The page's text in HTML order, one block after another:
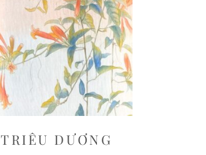
Liên hệ
TRIÊU DƯƠNG